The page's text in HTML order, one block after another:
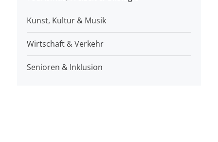
Kunst, Kultur & Musik
Wirtschaft & Verkehr
Senioren & Inklusion